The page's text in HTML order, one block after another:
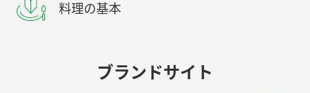
料理の基本
ブランドサイト